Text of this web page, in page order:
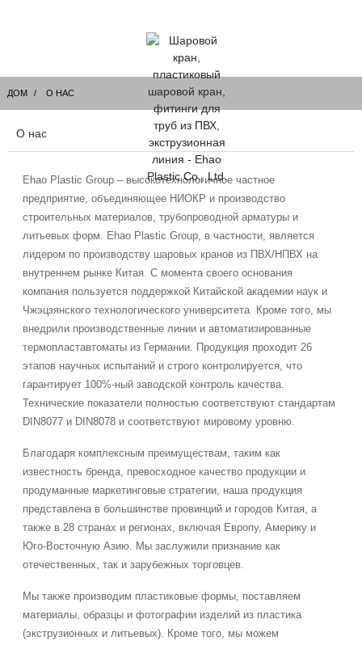
ДОМ О НАС
О нас
Ehao Plastic Group – высокотехнологичное частное
предприятие, объединяющее НИОКР и производство
строительных материалов, трубопроводной арматуры и
литьевых форм. Ehao Plastic Group, в частности, является
лидером по производству шаровых кранов из ПВХ/НПВХ на
внутреннем рынке Китая. С момента своего основания
компания пользуется поддержкой Китайской академии наук и
Чжэцзянского технологического университета. Кроме того, мы
внедрили производственные линии и автоматизированные
термопластавтоматы из Германии. Продукция проходит 26
этапов научных испытаний и строго контролируется, что
гарантирует 100%-ный заводской контроль качества.
Технические показатели полностью соответствуют стандартам
DIN8077 и DIN8078 и соответствуют мировому уровню.
Благодаря комплексным преимуществам, таким как
известность бренда, превосходное качество продукции и
продуманные маркетинговые стратегии, наша продукция
представлена ​​в большинстве провинций и городов Китая, а
также в 28 странах и регионах, включая Европу, Америку и
Юго-Восточную Азию. Мы заслужили признание как
отечественных, так и зарубежных торговцев.
Мы также производим пластиковые формы, поставляем
материалы, образцы и фотографии изделий из пластика
(экструзионных и литьевых). Кроме того, мы можем